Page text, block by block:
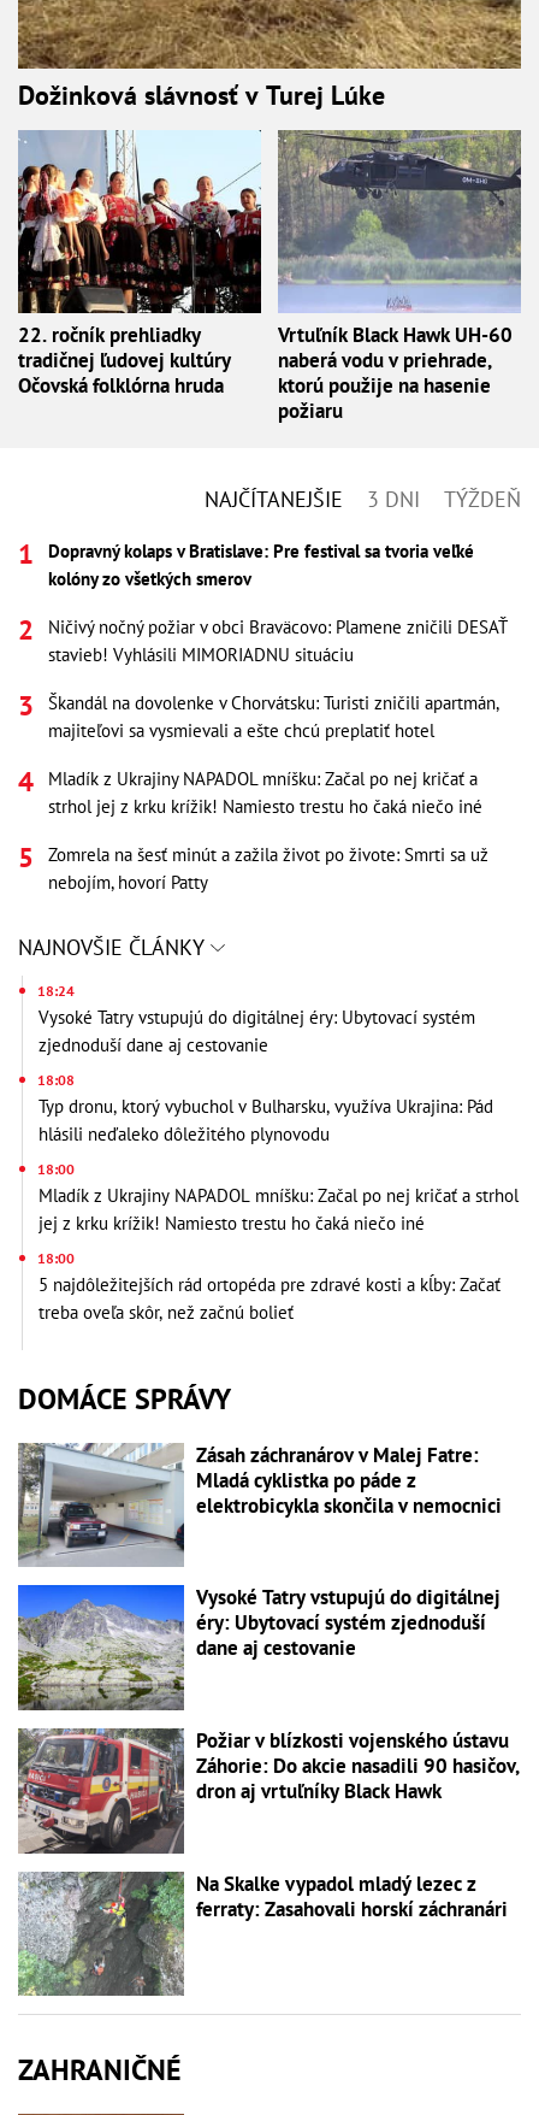
Dožinková slávnosť v Turej Lúke
22. ročník prehliadky
tradičnej ľudovej kultúry
Očovská folklórna hruda
Vrtuľník Black Hawk UH-60
naberá vodu v priehrade,
ktorú použije na hasenie
požiaru
NAJČÍTANEJŠIE 3 DNI TÝŽDEŇ
Dopravný kolaps v Bratislave: Pre festival sa tvoria veľké
kolóny zo všetkých smerov
Ničivý nočný požiar v obci Braväcovo: Plamene zničili DESAŤ
stavieb! Vyhlásili MIMORIADNU situáciu
Škandál na dovolenke v Chorvátsku: Turisti zničili apartmán,
majiteľovi sa vysmievali a ešte chcú preplatiť hotel
Mladík z Ukrajiny NAPADOL mníšku: Začal po nej kričať a
strhol jej z krku krížik! Namiesto trestu ho čaká niečo iné
Zomrela na šesť minút a zažila život po živote: Smrti sa už
nebojím, hovorí Patty
NAJNOVŠIE ČLÁNKY
18:24
Vysoké Tatry vstupujú do digitálnej éry: Ubytovací systém
zjednoduší dane aj cestovanie
18:08
Typ dronu, ktorý vybuchol v Bulharsku, využíva Ukrajina: Pád
hlásili neďaleko dôležitého plynovodu
18:00
Mladík z Ukrajiny NAPADOL mníšku: Začal po nej kričať a strhol
jej z krku krížik! Namiesto trestu ho čaká niečo iné
18:00
5 najdôležitejších rád ortopéda pre zdravé kosti a kĺby: Začať
treba oveľa skôr, než začnú bolieť
DOMÁCE SPRÁVY
Zásah záchranárov v Malej Fatre:
Mladá cyklistka po páde z
elektrobicykla skončila v nemocnici
Vysoké Tatry vstupujú do digitálnej
éry: Ubytovací systém zjednoduší
dane aj cestovanie
Požiar v blízkosti vojenského ústavu
Záhorie: Do akcie nasadili 90 hasičov,
dron aj vrtuľníky Black Hawk
Na Skalke vypadol mladý lezec z
ferraty: Zasahovali horskí záchranári
ZAHRANIČNÉ